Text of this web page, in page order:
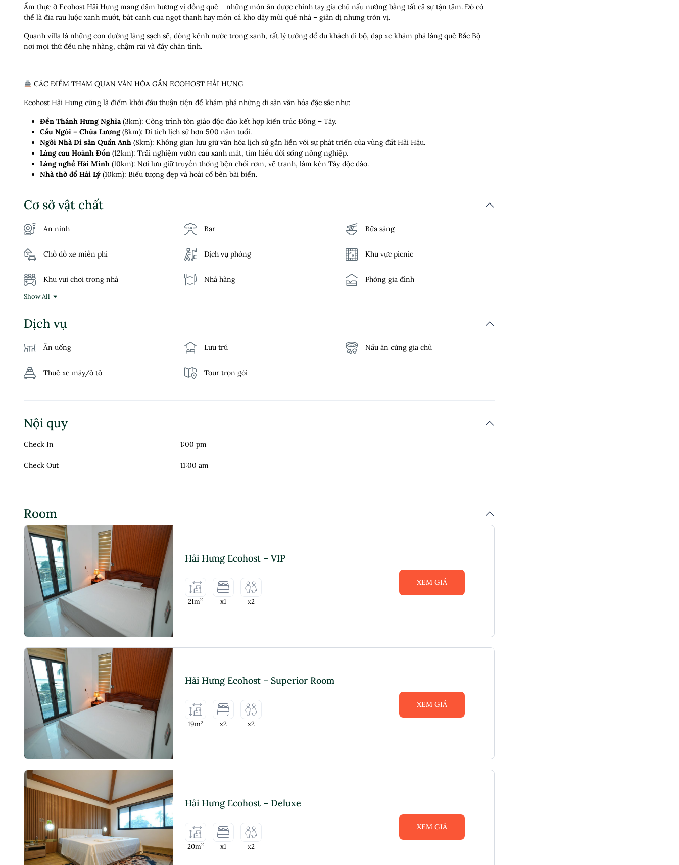
Ẩm thực ở Ecohost Hải Hưng mang đậm hương vị đồng quê – những món ăn được chính tay gia chủ nấu nướng bằng tất cả sự tận tâm. Đó có
thể là đĩa rau luộc xanh mướt, bát canh cua ngọt thanh hay món cá kho dậy mùi quê nhà – giản dị nhưng tròn vị.
Quanh villa là những con đường làng sạch sẽ, dòng kênh nước trong xanh, rất lý tưởng để du khách đi bộ, đạp xe khám phá làng quê Bắc Bộ –
nơi mọi thứ đều nhẹ nhàng, chậm rãi và đầy chân tình.
CÁC ĐIỂM THAM QUAN VĂN HÓA GẦN ECOHOST HẢI HƯNG
Ecohost Hải Hưng cũng là điểm khởi đầu thuận tiện để khám phá những di sản văn hóa đặc sắc như:
Đền Thánh Hưng Nghĩa(3km): Công trình tôn giáo độc đáo kết hợp kiến trúc Đông – Tây.
Cầu Ngói – Chùa Lương(8km): Di tích lịch sử hơn 500 năm tuổi.
Ngôi Nhà Di sản Quần Anh (8km): Không gian lưu giữ văn hóa lịch sử gắn liền với sự phát triển của vùng đất Hải Hậu.
Làng cau Hoành Đồn (12km): Trải nghiệm vườn cau xanh mát, tìm hiểu đời sống nông nghiệp.
Làng nghề Hải Minh (10km): Nơi lưu giữ truyền thống bện chổi rơm, vẽ tranh, làm kèn Tây độc đáo.
Nhà thờ đổ Hải Lý (10km): Biểu tượng đẹp và hoài cổ bên bãi biển.
Cơ sở vật chất
An ninh Bar Bữa sáng
Chỗ đỗ xe miễn phí Dịch vụ phòng Khu vực picnic
Khu vui chơi trong nhà Nhà hàng Phòng gia đình
WiFi miễn phí
Show All
Dịch vụ
Ăn uống Lưu trú Nấu ăn cùng gia chủ
Thuê xe máy/ô tô Tour trọn gói
Nội quy
Check In 1:00 pm
Check Out 11:00 am
Room
Hải Hưng Ecohost – VIP
21m2 x1 x2
XEM GIÁ
Hải Hưng Ecohost – Superior Room
19m2 x2 x2
XEM GIÁ
Hải Hưng Ecohost – Deluxe
20m2 x1 x2
XEM GIÁ